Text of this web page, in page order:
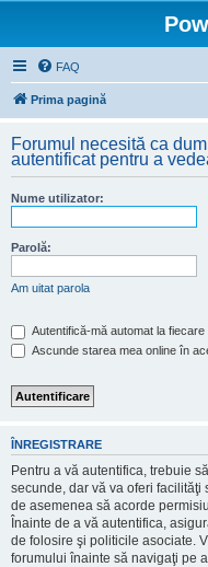
FAQ
Prima pagină
Forumul necesită ca
autentificat pentru a
Nume utilizator:
Parolă:
Am uitat parola
Autentifică-mă automat la fiecare
Ascunde starea mea online în
ÎNREGISTRARE
Pentru a vă autentifica, trebuie
secunde, dar vă va oferi facilităţi
de asemenea să acorde
Înainte de a vă autentifica,
de folosire şi politicile asociate.
forumului înainte să navigaţi pe